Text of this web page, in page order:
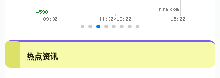
热点资讯